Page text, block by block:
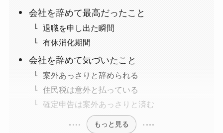
会社を辞めて最高だったこと
退職を申し出た瞬間
有休消化期間
会社を辞めて気づいたこと
案外あっさりと辞められる
住民税は意外と払っている
確定申告は案外あっさりと済む
もっと見る